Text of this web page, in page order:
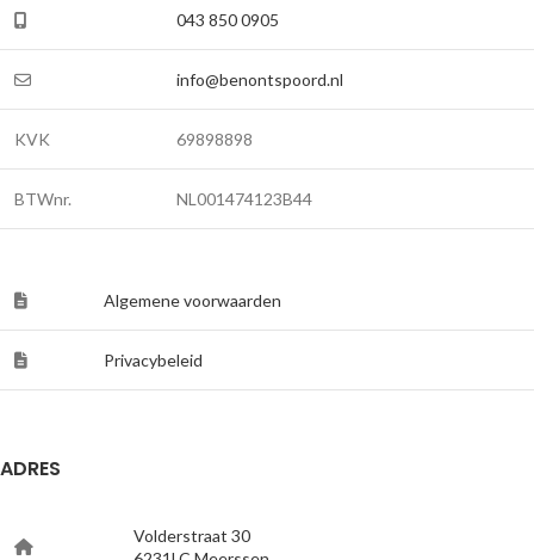
043 850 0905
info@benontspoord.nl
KVK 69898898
BTWnr. NL001474123B44
Algemene voorwaarden
Privacybeleid
ADRES
Volderstraat 30